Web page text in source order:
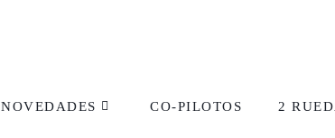
NOVEDADES CO-PILOTOS 2